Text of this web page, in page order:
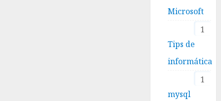
Microsoft
1
Tips de
informática
1
mysql